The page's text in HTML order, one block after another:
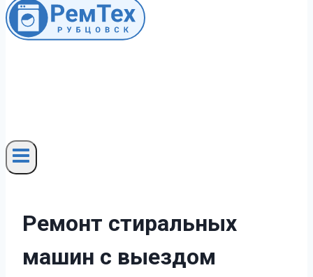
Ремонт стиральных
машин с выездом